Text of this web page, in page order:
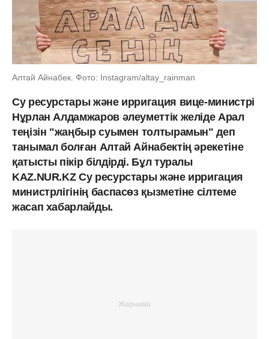
Алтай Айнабек. Фото: Instagram/altay_rainman
Су ресурстары және ирригация вице-министрі
Нұрлан Алдамжаров әлеуметтік желіде Арал
теңізін "жаңбыр суымен толтырамын" деп
танымал болған Алтай Айнабектің әрекетіне
қатысты пікір білдірді. Бұл туралы
KAZ.NUR.KZ Су ресурстары және ирригация
министрлігінің баспасөз қызметіне сілтеме
жасап хабарлайды.